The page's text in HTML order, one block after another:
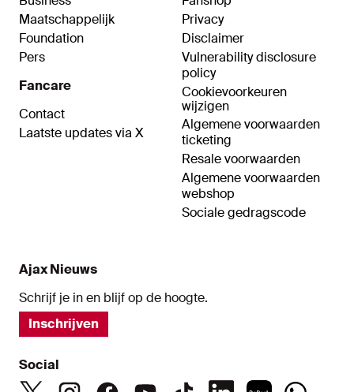
Maatschappelijk
Foundation
Pers
Fancare
Contact
Laatste updates via X
Privacy
Disclaimer
Vulnerability disclosure
policy
Cookievoorkeuren
wijzigen
Algemene voorwaarden
ticketing
Resale voorwaarden
Algemene voorwaarden
webshop
Sociale gedragscode
Ajax Nieuws
Schrijf je in en blijf op de hoogte.
Inschrijven
Social